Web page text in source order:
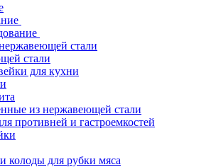
стали
стали
для кухни
из нержавеющей стали
противней и гастроемкостей
колоды для рубки мяса